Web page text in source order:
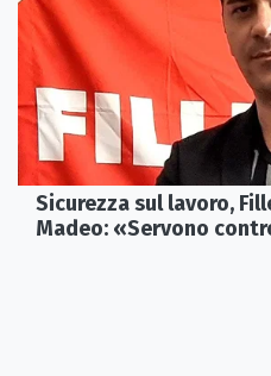
Sicurezza sul lavoro,
Madeo: «Servono